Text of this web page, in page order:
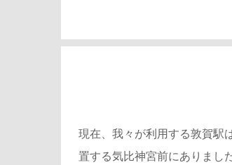
現在、我々が利用する敦賀駅
置する気比神宮前にありまし